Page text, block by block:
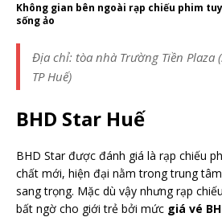
Không gian bên ngoài rạp chiếu phim
sống ảo
Địa chỉ: tòa nhà Trường Tiền Plaza
TP Huế)
BHD Star Huế
BHD Star được đánh giá là rạp chiếu
chất mới, hiện đại nằm trong trung
sang trọng. Mặc dù vậy nhưng rạp
bất ngờ cho giới trẻ bởi mức giá vé